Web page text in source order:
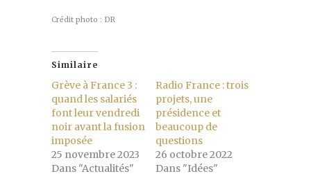
Crédit photo : DR
Similaire
Grève à France 3 :
quand les salariés
font leur vendredi
noir avant la fusion
imposée
25 novembre 2023
Dans "Actualités"
Radio France : trois
projets, une
présidence et
beaucoup de
questions
26 octobre 2022
Dans "Idées"